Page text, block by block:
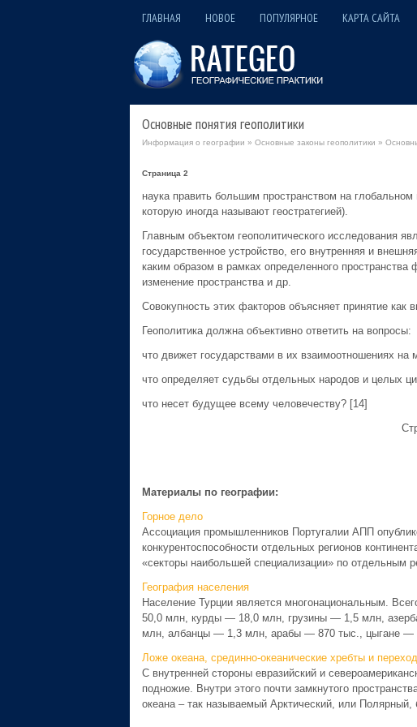
ГЛАВНАЯ НОВОЕ ПОПУЛЯРНОЕ КАРТА САЙТА
Основные понятия геополитики
Информация о географии » Основные законы геополитики »
Страница 2
наука править большим пространством на
которую иногда называют геостратегией).
Главным объектом геополитического исследования
государственное устройство, его внутренняя и
каким образом в рамках определенного
изменение пространства и др.
Совокупность этих факторов объясняет принятие как
Геополитика должна объективно ответить на вопросы:
что движет государствами в их взаимоотношениях на
что определяет судьбы отдельных народов и целых
что несет будущее всему человечеству? [14]
Материалы по географии:
Горное дело
Ассоциация промышленников Португалии АПП
конкурентоспособности отдельных регионов
«секторы наибольшей специализации» по отдельным
География населения
Население Турции является многонациональным.
50,0 млн, курды — 18,0 млн, грузины — 1,5 млн,
млн, албанцы — 1,3 млн, арабы — 870 тыс., цыгане —
Ложе океана, срединно-океанические хребты и
С внутренней стороны евразийский и
подножие. Внутри этого почти замкнутого
океана – так называемый Арктический, или Полярный,